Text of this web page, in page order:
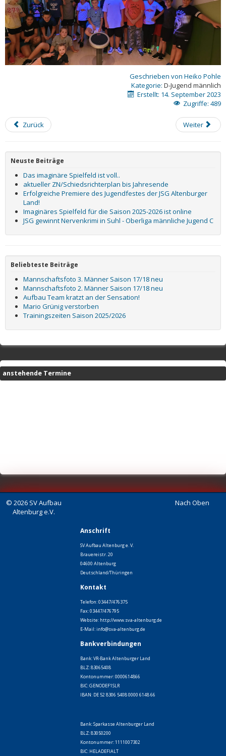
Geschrieben von Heiko Pohle
Kategorie: D-Jugend männlich
Erstellt: 14. September 2023
Zugriffe: 489
Zurück Weiter
Neuste Beiträge
Das imaginäre Spielfeld ist voll..
aktueller ZN/Schiedsrichterplan bis Jahresende
Erfolgreiche Premiere des Jugendfestes der JSG Altenburger
Land!
Imaginäres Spielfeld für die Saison 2025-2026 ist online
JSG gewinnt Nervenkrimi in Suhl - Oberliga männliche Jugend C
Beliebteste Beiträge
Mannschaftsfoto 3. Männer Saison 17/18 neu
Mannschaftsfoto 2. Männer Saison 17/18 neu
Aufbau Team kratzt an der Sensation!
Mario Grünig verstorben
Trainingszeiten Saison 2025/2026
anstehende Termine
© 2026 SV Aufbau
Altenburg e.V.
Nach Oben
Anschrift
SV Aufbau Altenburg e. V.
Brauereistr. 20
04600 Altenburg
Deutschland/Thüringen
Kontakt
Telefon: 03447/476375
Fax: 03447/476795
Website: http://www.sva-altenburg.de
E-Mail:info@sva-altenburg.de
Bankverbindungen
Bank: VR-Bank Altenburger Land
BLZ: 83065408
Kontonummer: 0000614866
BIC: GENODEF1SLR
IBAN: DE 52 8306 5408 0000 6148 66
Bank: Sparkasse Altenburger Land
BLZ: 83050200
Kontonummer: 1111007302
BIC: HELADEFIALT